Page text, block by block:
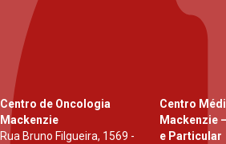
Centro de Oncologia
Mackenzie
Rua Bruno Filgueira, 1569 -
Centro
Mackenzie
e Particular